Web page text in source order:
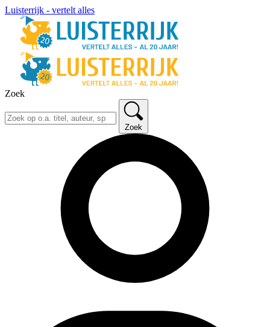
Luisterrijk - vertelt alles
Zoek
Zoek